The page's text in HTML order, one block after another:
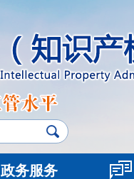
政务服务